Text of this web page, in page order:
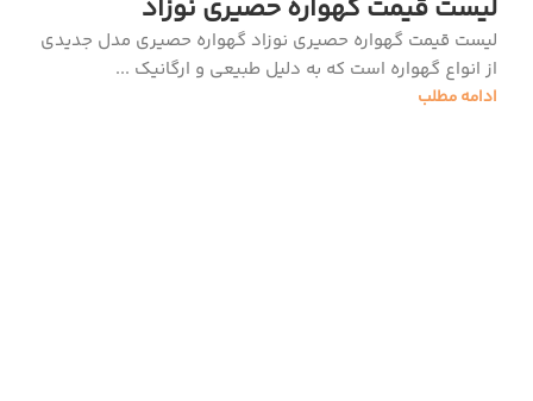
لیست قیمت گهواره حصیری نوزاد
لیست قیمت گهواره حصیری نوزاد گهواره حصیری مدل جدیدی
از انواع گهواره است که به دلیل طبیعی و ارگانیک ...
ادامه مطلب